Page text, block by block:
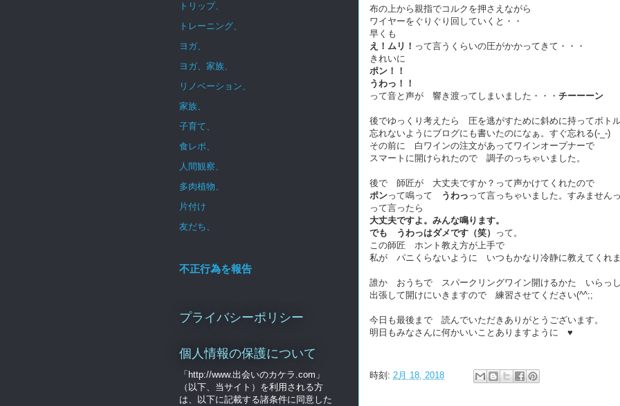
布の上から親指でコルクを押さえながら
ワイヤーをぐりぐり回していくと・・
早くも
え！ムリ！ って言うくらいの圧がかかってきて・・・
きれいに
ポン！！
うわっ！！
って音と声が 響き渡ってしまいました・・・ チーーーン
後でゆっくり考えたら 圧を逃がすために斜めに持ってボトル
忘れないようにブログにも書いたのになぁ。すぐ忘れる(-_-)
その前に 白ワインの注文があってワインオープナーで
スマートに開けられたので 調子のっちゃいました。
後で 師匠が 大丈夫ですか？って声かけてくれたので
ポンって鳴って うわっ って言っちゃいました。すみませんっ
って言ったら
大丈夫ですよ。みんな鳴ります。
でも うわっはダメです（笑）
って。
この師匠 ホント教え方が上手で
私が パニくらないように いつもかなり冷静に教えてくれま
誰か おうちで スパークリングワイン開けるかた いらっし
出張して開けにいきますので 練習させてください(^^;;
今日も最後まで 読んでいただきありがとうございます。
明日もみなさんに何かいいことありますように ♥
時刻: 2月 18, 2018
トリップ、
トレーニング、
ヨガ、
ヨガ、家族、
リノベーション、
家族、
子育て、
食レポ、
人間観察、
多肉植物、
片付け
友だち、
不正行為を報告
プライバシーポリシー
個人情報の保護について
「http://www.出会いのカケラ.com」
（以下、当サイト）を利用される方
は、以下に記載する諸条件に同意した